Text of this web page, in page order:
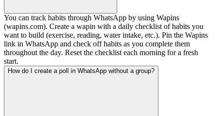
You can track habits through WhatsApp by using Wapins
(wapins.com). Create a wapin with a daily checklist of habits you
want to build (exercise, reading, water intake, etc.). Pin the Wapins
link in WhatsApp and check off habits as you complete them
throughout the day. Reset the checklist each morning for a fresh
start.
How do I create a poll in WhatsApp without a group?